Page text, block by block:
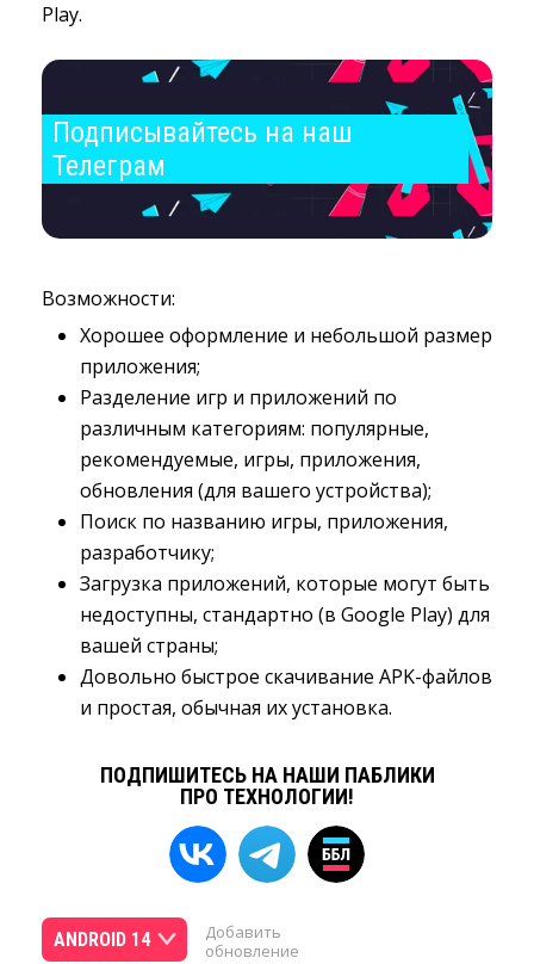
Play.
Подписывайтесь на наш
Телеграм
Возможности:
Хорошее оформление и небольшой размер
приложения;
Разделение игр и приложений по
различным категориям: популярные,
рекомендуемые, игры, приложения,
обновления (для вашего устройства);
Поиск по названию игры, приложения,
разработчику;
Загрузка приложений, которые могут быть
недоступны, стандартно (в Google Play) для
вашей страны;
Довольно быстрое скачивание APK-файлов
и простая, обычная их установка.
ПОДПИШИТЕСЬ НА НАШИ ПАБЛИКИ
ПРО ТЕХНОЛОГИИ!
ANDROID 14
Добавить
обновление